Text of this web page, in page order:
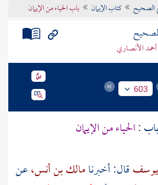
الصحيح كتاب الإيمان باب الحياء من الإيمان
الأنصاري
603
الحياء من الإيمان
يوسفقال: أخبرنامالك بن أنس،عن